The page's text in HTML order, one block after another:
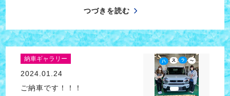
つづきを読む
納車ギャラリー
2024.01.24
ご納車です！！！